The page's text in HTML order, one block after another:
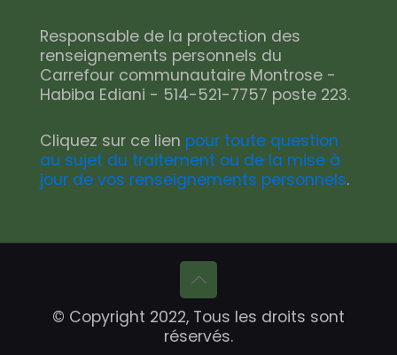
Responsable de la protection des
renseignements personnels du
Carrefour communautaire Montrose -
Habiba Ediani - 514-521-7757 poste 223.
Cliquez sur ce lien pour toute question
au sujet du traitement ou de la mise à
jour de vos renseignements personnels.
© Copyright 2022, Tous les droits sont
réservés.